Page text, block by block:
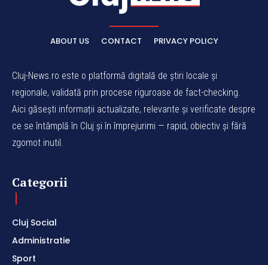
ABOUT US CONTACT PRIVACY POLICY
Cluj-News.ro este o platformă digitală de știri locale și
regionale, validată prin procese riguroase de fact-checking.
Aici găsești informații actualizate, relevante și verificate despre
ce se întâmplă în Cluj și în împrejurimi — rapid, obiectiv și fără
zgomot inutil.
Categorii
Cluj Social
Administratie
Sport